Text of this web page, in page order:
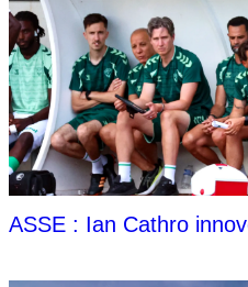
ASSE : Ian Cathro